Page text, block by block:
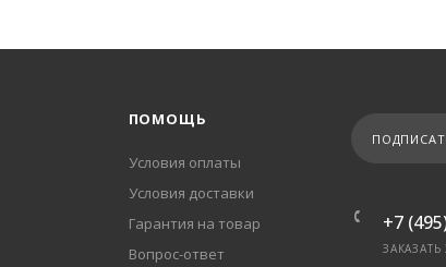
ПОМОЩЬ
Условия оплаты
Условия доставки
Гарантия на товар
Вопрос-ответ
+7